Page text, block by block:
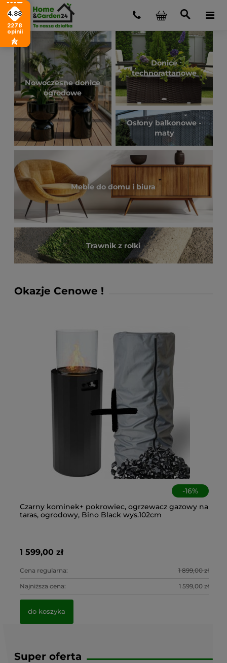
Nowoczesne donice
ogrodowe
Donice
technorattanowe
Osłony balkonowe -
maty
Meble do domu i biura
Trawnik z rolki
Okazje Cenowe !
-16%
Czarny kominek+ pokrowiec, ogrzewacz gazowy na
taras, ogrodowy, Bino Black wys.102cm
1 599,00 zł
Cena regularna: 1 899,00 zł
Najniższa cena: 1 599,00 zł
do koszyka
Super oferta
4.88
2278
opinii